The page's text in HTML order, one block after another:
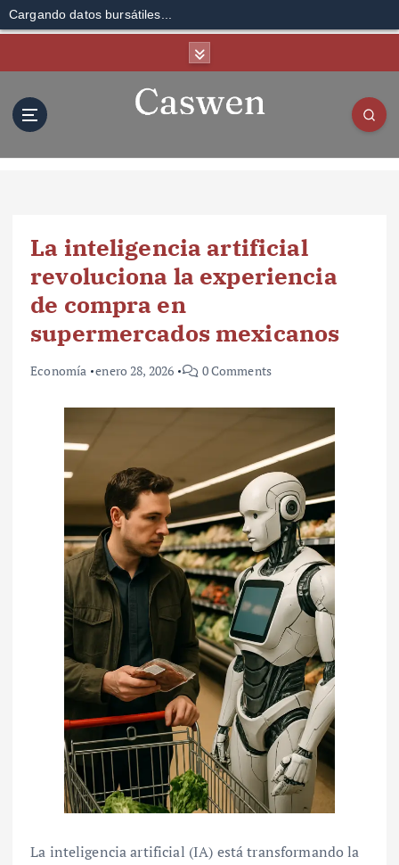
Cargando datos bursátiles...
La inteligencia artificial
revoluciona la experiencia
de compra en
supermercados mexicanos
Economía enero 28, 2026 0 Comments
La inteligencia artificial (IA) está transformando la